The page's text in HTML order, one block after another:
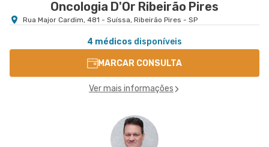
Oncologia D'Or Ribeirão Pires
Rua Major Cardim, 481 - Suíssa, Ribeirão Pires - SP
4 médicos disponíveis
MARCAR CONSULTA
Ver mais informações